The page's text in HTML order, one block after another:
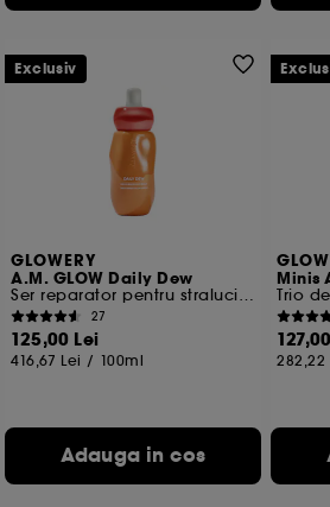
GLOWERY
A.M. GLOW Daily Dew
Ser reparator pentru stralucire cu Centella Asiatica
27
125,00 Lei
416,67 Lei / 100ml
Adauga in cos
Exclusiv
Minis
282,22